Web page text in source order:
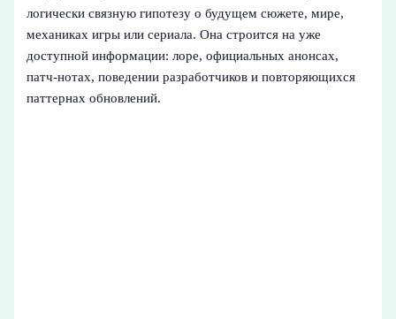
логически связную гипотезу о будущем сюжете, мире,
механиках игры или сериала. Она строится на уже
доступной информации: лоре, официальных анонсах,
патч-нотах, поведении разработчиков и повторяющихся
паттернах обновлений.